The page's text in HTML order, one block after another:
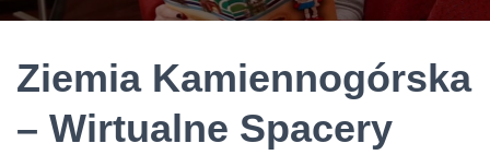
W
A
Ziemia Kamiennogórska
– Wirtualne Spacery